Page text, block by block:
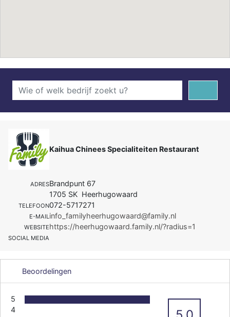
Kaihua Chinees Specialiteiten Restaurant
ADRESBrandpunt 67
1705 SK Heerhugowaard
TELEFOON072-5717271
E-MAILinfo_familyheerhugowaard@family.nl
WEBSITEhttps://heerhugowaard.family.nl/?radius=1
SOCIAL MEDIA
Beoordelingen
5
4